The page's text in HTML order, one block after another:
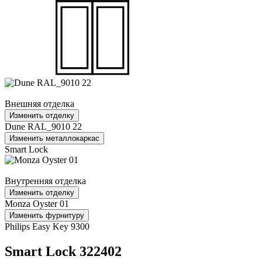
Внешняя отделка
Изменить отделку
Dune RAL_9010 22
Изменить металлокаркас
Smart Lock
Внутренняя отделка
Изменить отделку
Monza Oyster 01
Изменить фурнитуру
Philips Easy Key 9300
Smart Lock 322402